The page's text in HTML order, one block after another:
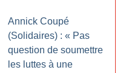
Annick Coupé
(Solidaires) : « Pas
question de soumettre
les luttes à une